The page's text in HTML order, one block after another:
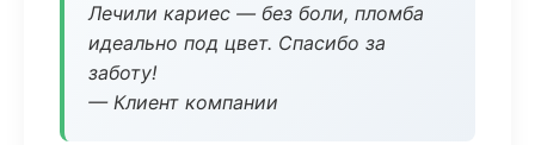
Лечили кариес — без боли, пломба
идеально под цвет. Спасибо за
заботу!
— Клиент компании